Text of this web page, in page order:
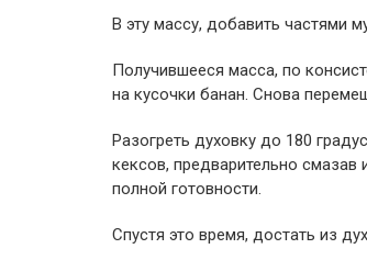
В эту массу, добавить частями
Получившееся масса, по
на кусочки банан. Снова
Разогреть духовку до 180
кексов, предварительно
полной готовности.
Спустя это время, достать из